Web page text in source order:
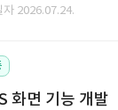
자 2026.07.24.
화면 기능 개발